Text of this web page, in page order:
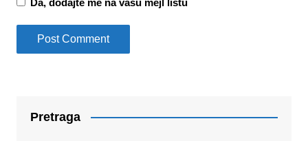
Da, dodajte me na vašu mejl listu
Pretraga